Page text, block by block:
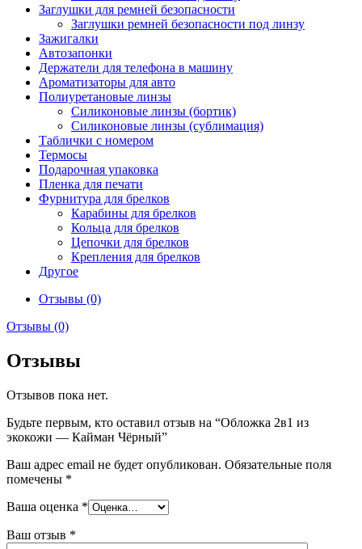
Заглушки для ремней безопасности
Заглушки ремней безопасности под линзу
Зажигалки
Автозапонки
Держатели для телефона в машину
Ароматизаторы для авто
Полиуретановые линзы
Силиконовые линзы (бортик)
Силиконовые линзы (сублимация)
Таблички с номером
Термосы
Подарочная упаковка
Пленка для печати
Фурнитура для брелков
Карабины для брелков
Кольца для брелков
Цепочки для брелков
Крепления для брелков
Другое
Отзывы (0)
Отзывы (0)
Отзывы
Отзывов пока нет.
Будьте первым, кто оставил отзыв на “Обложка 2в1 из
экокожи — Кайман Чёрный”
Ваш адрес email не будет опубликован. Обязательные поля
помечены *
Ваша оценка *
Ваш отзыв *